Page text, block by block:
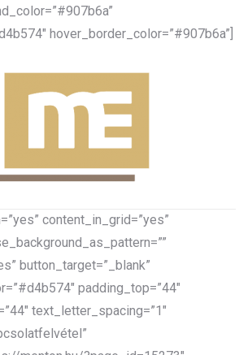
hover_border_color=”#907b6a”]
content_in_grid=”yes”
button_target=”_blank”
padding_top=”44″
text_letter_spacing=”1″